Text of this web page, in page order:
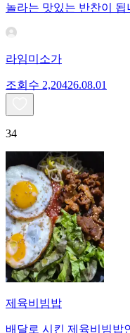
놀라는 맛있는 반찬이 됩
라임미소가
조회수 2,20426.08.01
34
제육비빔밥
배달로 시킨 제육비빔밥